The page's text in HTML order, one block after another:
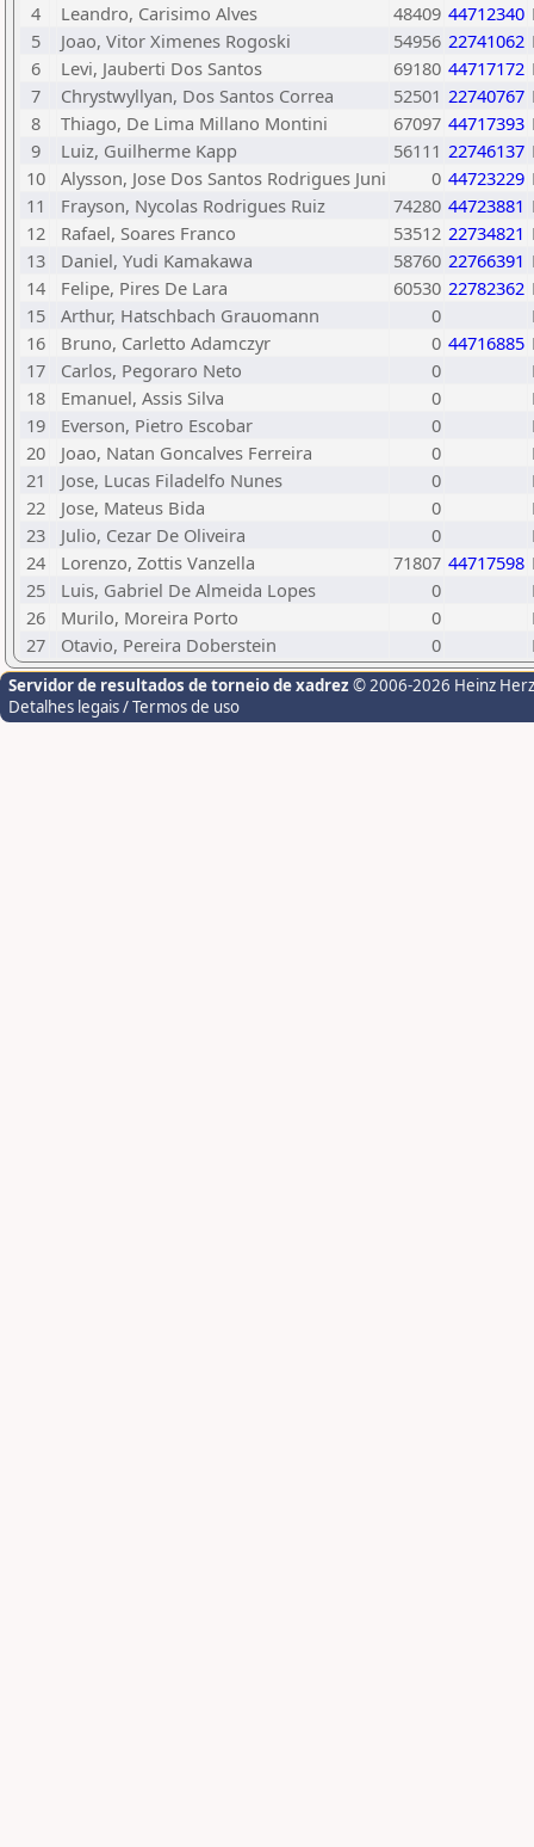
4
Leandro, Carisimo Alves 48409 44712340
5
Joao, Vitor Ximenes Rogoski 54956 22741062
6
Levi, Jauberti Dos Santos 69180 44717172
7
Chrystwyllyan, Dos Santos Correa 52501 22740767
8
Thiago, De Lima Millano Montini 67097 44717393
9
Luiz, Guilherme Kapp 56111 22746137
10
Alysson, Jose Dos Santos Rodrigues Juni 0 44723229
11
Frayson, Nycolas Rodrigues Ruiz 74280 44723881
12
Rafael, Soares Franco 53512 22734821
13
Daniel, Yudi Kamakawa 58760 22766391
14
Felipe, Pires De Lara 60530 22782362
15
Arthur, Hatschbach Grauomann 0
16
Bruno, Carletto Adamczyr 0 44716885
17
Carlos, Pegoraro Neto 0
18
Emanuel, Assis Silva 0
19
Everson, Pietro Escobar 0
20
Joao, Natan Goncalves Ferreira 0
21
Jose, Lucas Filadelfo Nunes 0
22
Jose, Mateus Bida 0
23
Julio, Cezar De Oliveira 0
24
Lorenzo, Zottis Vanzella 71807 44717598
25
Luis, Gabriel De Almeida Lopes 0
26
Murilo, Moreira Porto 0
27
Otavio, Pereira Doberstein 0
Servidor de resultados de torneio de xadrez © 2006-2026 Heinz
Detalhes legais / Termos de uso